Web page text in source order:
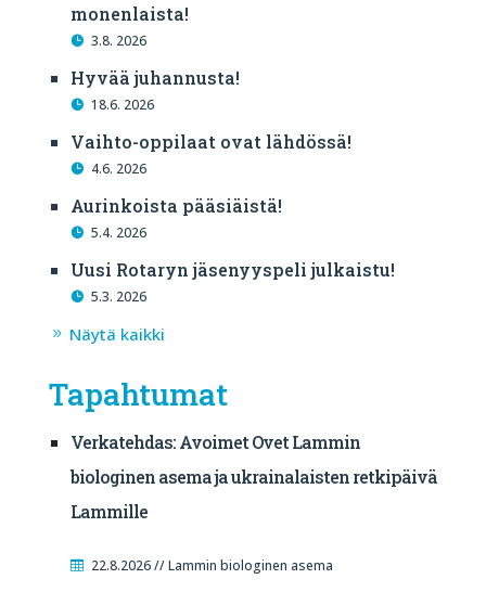
monenlaista!
3.8. 2026
Hyvää juhannusta!
18.6. 2026
Vaihto-oppilaat ovat lähdössä!
4.6. 2026
Aurinkoista pääsiäistä!
5.4. 2026
Uusi Rotaryn jäsenyyspeli julkaistu!
5.3. 2026
Näytä kaikki
Tapahtumat
Verkatehdas: Avoimet Ovet Lammin
biologinen asema ja ukrainalaisten retkipäivä
Lammille
22.8.2026 // Lammin biologinen asema